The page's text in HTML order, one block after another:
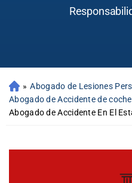
» Abogado de Lesiones
Abogado de Accidente de
Abogado de Accidente En El